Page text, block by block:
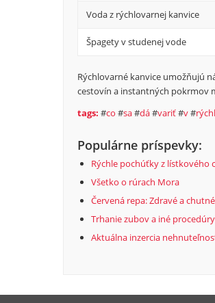
Voda z rýchlovarnej kanvice
Špagety v studenej vode
Rýchlovarné kanvice umožňujú
cestovín a instantných pokrmov
tags: #co #sa#dá#variť#v#
Populárne príspevky:
Rýchle pochúťky z lístkového
Všetko o rúrach Mora
Červená repa: Zdravé a
Trhanie zubov a iné
Aktuálna inzercia